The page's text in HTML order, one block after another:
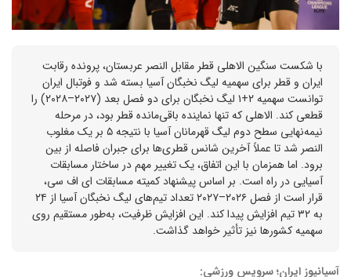
با شکست سنگین الاهلی قطر مقابل النصر عربستان، پرونده رقابت
ایران و قطر برای سهمیه لیگ نخبگان آسیا بسته شد و فوتبال ایران
توانست سهمیه ۲+۱ لیگ نخبگان برای دو فصل بعد (۲۰۲۷–۲۰۲۸) را
قطعی کند. الاهلی که تنها نماینده باقی‌مانده قطر بود، در مرحله
نیمه‌نهایی سطح دوم لیگ قهرمانان آسیا با نتیجه ۵ بر یک مغلوب
النصر شد تا عملاً آخرین شانس قطری‌ها برای جبران فاصله از بین
برود. اما همزمان با این اتفاق، یک تغییر مهم در ساختار مسابقات
آسیایی در راه است. بر اساس پیشنهاد کمیته مسابقات ای اف سی،
قرار است از فصل ۲۰۲۶–۲۰۲۷ تعداد تیم‌های لیگ نخبگان آسیا از ۲۴
به ۳۲ تیم افزایش پیدا کند. این افزایش ظرفیت، به‌طور مستقیم روی
سهمیه کشورها نیز تأثیر خواهد گذاشت.
آسیانیوز ایران؛ سرویس ورزشی: